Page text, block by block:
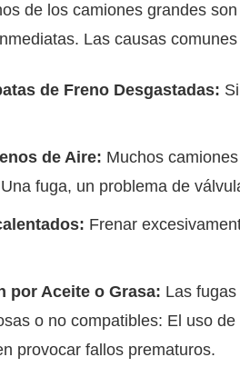
de los camiones grandes
Las causas
de Freno Desgastadas:
de Aire: Muchos
fuga, un problema de
Frenar
por Aceite o Grasa: Las
o no compatibles: El uso
provocar fallos prematuros.